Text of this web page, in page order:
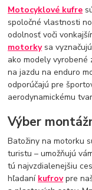
Motocyklové kufre
spoločné vlastnosti
odolnosť voči
motorkysa
ako modely vyrobené
na jazdu na enduro
odporúčajú pre
aerodynamickému
Výber
Batožiny na motorku
turistu – umožňujú
tú najvzdialenejšiu
hľadaní kufrovpre